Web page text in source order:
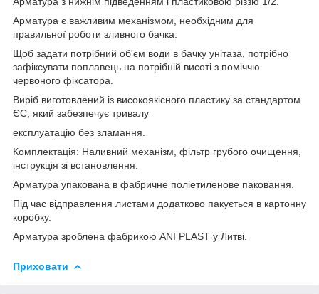
Арматура є важливим механізмом, необхідним для
правильної роботи зливного бачка.
Щоб задати потрібний об'єм води в бачку унітаза, потрібно
зафіксувати поплавець на потрібній висоті з поміччю
червоного фіксатора.
Виріб виготовлений із високоякісного пластику за стандартом
ЄС, який забезпечує тривалу
експлуатацію без зламання.
Комплектація: Наливний механізм, фільтр грубого очищення,
інструкція зі встановлення.
Арматура упакована в фабричне поліетиленове паковання.
Під час відправлення листами додатково пакується в картонну
коробку.
Арматура зроблена фабрикою ANI PLAST у Литві.
Приховати